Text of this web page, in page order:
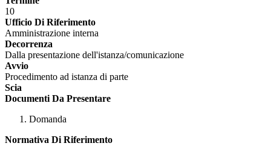
10
Ufficio Di Riferimento
Amministrazione interna
Decorrenza
Dalla presentazione dell'istanza/comunicazione
Avvio
Procedimento ad istanza di parte
Scia
Documenti Da Presentare
Domanda
Normativa Di Riferimento